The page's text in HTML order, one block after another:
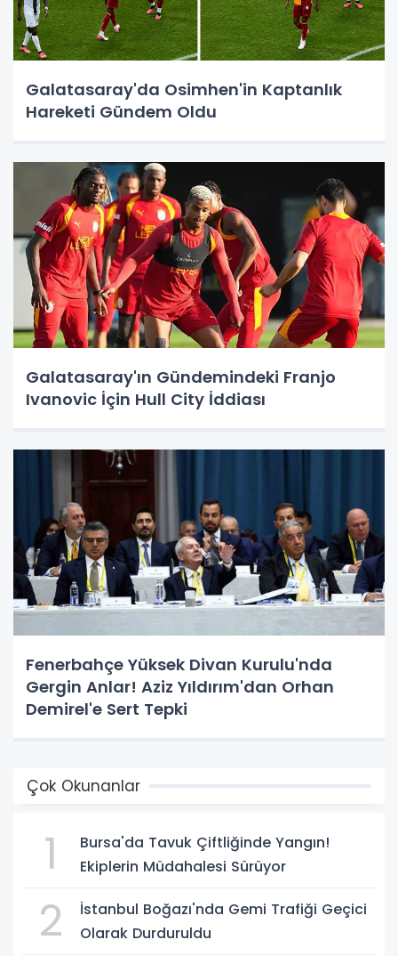
Galatasaray'da Osimhen'in Kaptanlık
Hareketi Gündem Oldu
Galatasaray'ın Gündemindeki Franjo
Ivanovic İçin Hull City İddiası
Fenerbahçe Yüksek Divan Kurulu'nda
Gergin Anlar! Aziz Yıldırım'dan Orhan
Demirel'e Sert Tepki
Çok Okunanlar
1
Bursa'da Tavuk Çiftliğinde Yangın!
Ekiplerin Müdahalesi Sürüyor
2
İstanbul Boğazı'nda Gemi Trafiği Geçici
Olarak Durduruldu